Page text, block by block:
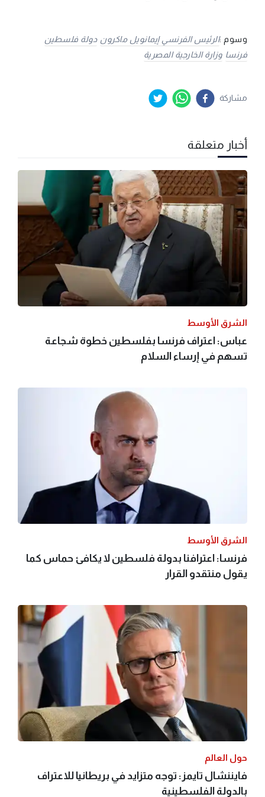
وسوم :الرئيس الفرنسي إيمانويل ماكرون دولة فلسطين
فرنسا وزارة الخارجية المصرية
مشاركة
أخبار متعلقة
الشرق الأوسط
عباس: اعتراف فرنسا بفلسطين خطوة شجاعة
تسهم في إرساء السلام
الشرق الأوسط
فرنسا: اعترافنا بدولة فلسطين لا يكافئ حماس كما
يقول منتقدو القرار
حول العالم
فايننشال تايمز: توجه متزايد في بريطانيا للاعتراف
بالدولة الفلسطينية